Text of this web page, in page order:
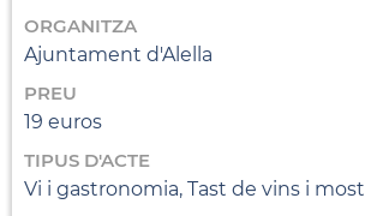
ORGANITZA
Ajuntament d'Alella
PREU
19 euros
TIPUS D'ACTE
Vi i gastronomia, Tast de vins i most